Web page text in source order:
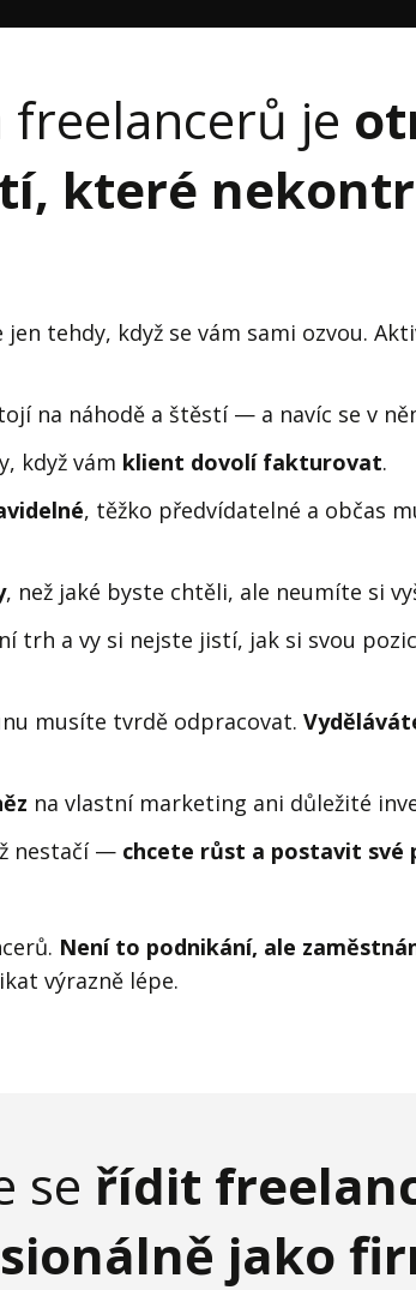
freelancerů je
které
tehdy, když se vám sami ozvou.
na náhodě a štěstí — a navíc se v
když vám klient dovolí fakturovat.
, těžko předvídatelné a občas
, než jaké byste chtěli, ale neumíte si
trh a vy si nejste jistí, jak si svou
musíte tvrdě odpracovat.
na vlastní marketing ani důležité
nestačí — chcete růst a postavit své
Není to podnikání, ale
výrazně lépe.
se řídit
jako